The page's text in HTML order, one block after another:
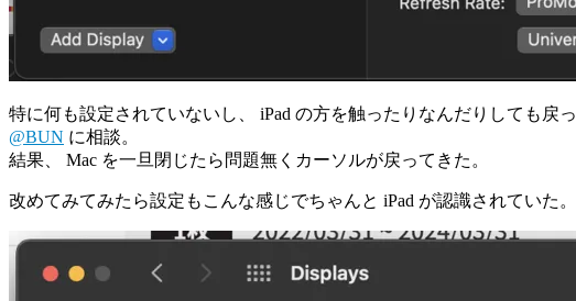
特に何も設定されていないし、 iPad の方を触ったりなんだりしても戻
@BUN に相談。
結果、 Mac を一旦閉じたら問題無くカーソルが戻ってきた。
改めてみてみたら設定もこんな感じでちゃんと iPad が認識されていた。